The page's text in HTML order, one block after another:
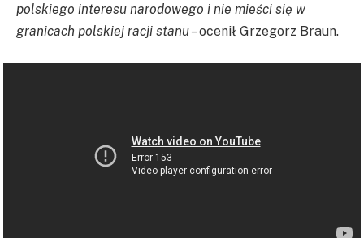
polskiego interesu narodowego i nie mieści się w
granicach polskiej racji stanu –ocenił Grzegorz Braun.